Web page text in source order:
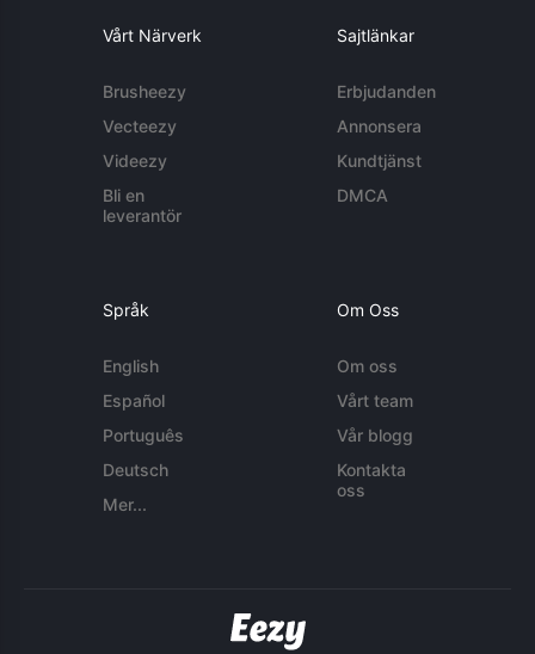
Vårt Närverk
Brusheezy
Vecteezy
Videezy
Bli en
leverantör
Sajtlänkar
Erbjudanden
Annonsera
Kundtjänst
DMCA
Språk
English
Español
Português
Deutsch
Mer...
Om Oss
Om oss
Vårt team
Vår blogg
Kontakta
oss